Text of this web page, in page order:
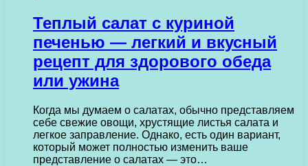
Теплый салат с куриной
печенью — легкий и вкусный
рецепт для здорового обеда
или ужина
Когда мы думаем о салатах, обычно представляем
себе свежие овощи, хрустящие листья салата и
легкое заправление. Однако, есть один вариант,
который может полностью изменить ваше
представление о салатах — это…